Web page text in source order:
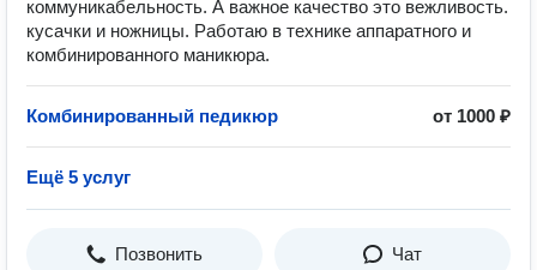
коммуникабельность. А важное качество это вежливость.
кусачки и ножницы. Работаю в технике аппаратного и
комбинированного маникюра.
Комбинированный педикюр от 1000 ₽
Ещё 5 услуг
Позвонить Чат